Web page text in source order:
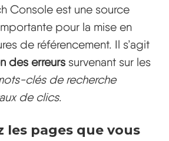
Console est une source
pour la mise en
de référencement. Il s’agit
des erreurs survenant sur les
clés de recherche
de clics.
les pages que vous